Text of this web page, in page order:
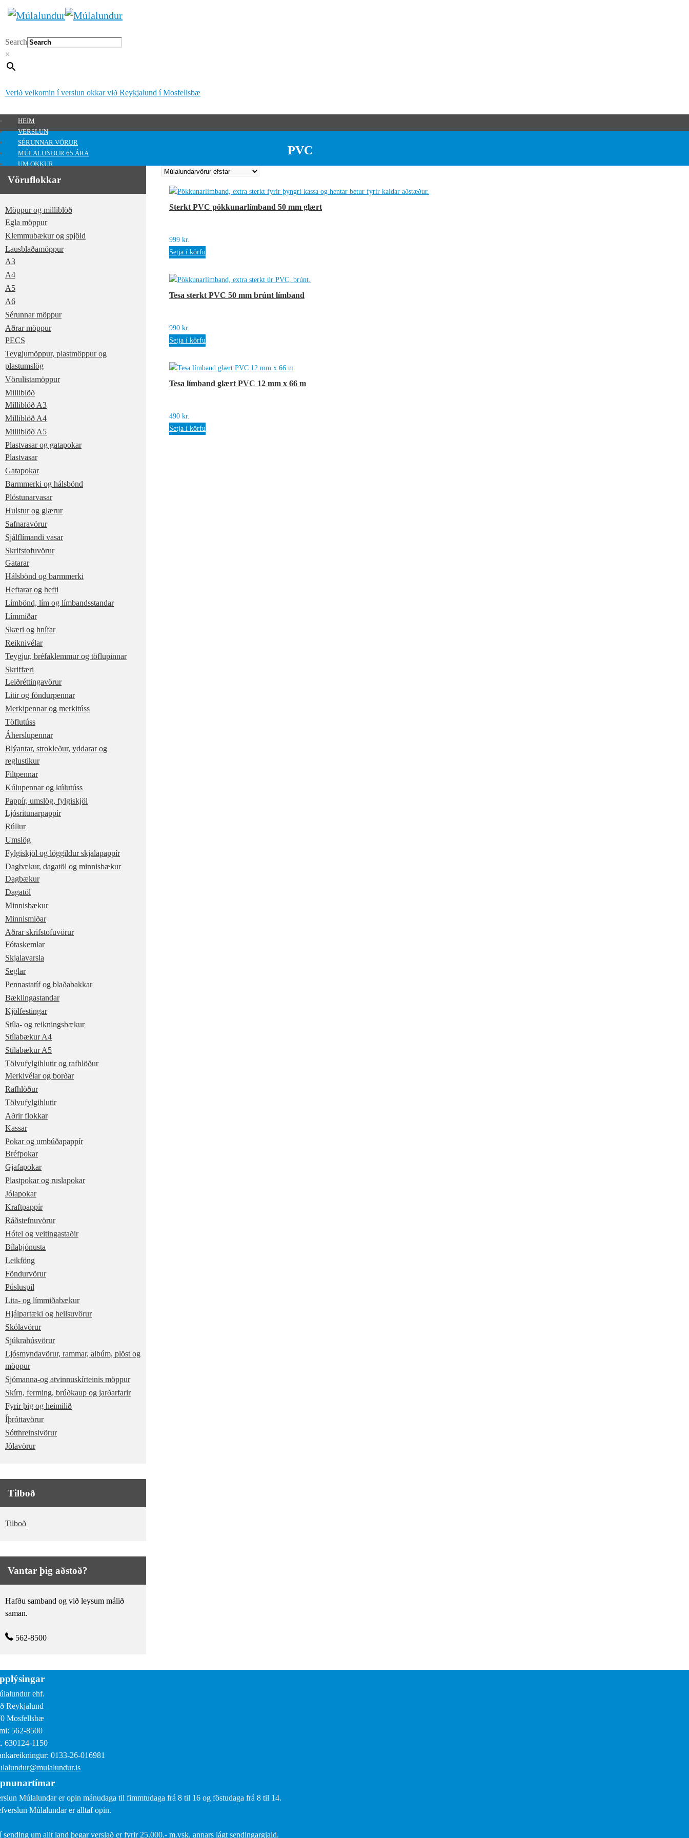
Search
×
Verið velkomin í verslun okkar við Reykjalund í Mosfellsbæ
HEIM
VERSLUN
SÉRUNNAR VÖRUR
MÚLALUNDUR 65 ÁRA
UM OKKUR
HAFA SAMBAND
MITT SVÆÐI
0kr.
PVC
Sterkt PVC pökkunarlímband 50 mm glært
999 kr.
Setja í körfu
Tesa sterkt PVC 50 mm brúnt límband
990 kr.
Setja í körfu
Tesa límband glært PVC 12 mm x 66 m
490 kr.
Setja í körfu
Vöruflokkar
Möppur og milliblöð
Egla möppur
Klemmubækur og spjöld
Lausblaðamöppur
A3
A4
A5
A6
Sérunnar möppur
Aðrar möppur
PECS
Teygjumöppur, plastmöppur og
plastumslög
Vörulistamöppur
Milliblöð
Milliblöð A3
Milliblöð A4
Milliblöð A5
Plastvasar og gatapokar
Plastvasar
Gatapokar
Barmmerki og hálsbönd
Plöstunarvasar
Hulstur og glærur
Safnaravörur
Sjálflímandi vasar
Skrifstofuvörur
Gatarar
Hálsbönd og barmmerki
Heftarar og hefti
Límbönd, lím og límbandsstandar
Límmiðar
Skæri og hnífar
Reiknivélar
Teygjur, bréfaklemmur og töflupinnar
Skriffæri
Leiðréttingavörur
Litir og föndurpennar
Merkipennar og merkitúss
Töflutúss
Áherslupennar
Blýantar, strokleður, yddarar og
reglustikur
Filtpennar
Kúlupennar og kúlutúss
Pappír, umslög, fylgiskjöl
Ljósritunarpappír
Rúllur
Umslög
Fylgiskjöl og löggildur skjalapappír
Dagbækur, dagatöl og minnisbækur
Dagbækur
Dagatöl
Minnisbækur
Minnismiðar
Aðrar skrifstofuvörur
Fótaskemlar
Skjalavarsla
Seglar
Pennastatíf og blaðabakkar
Bæklingastandar
Kjölfestingar
Stíla- og reikningsbækur
Stílabækur A4
Stílabækur A5
Tölvufylgihlutir og rafhlöður
Merkivélar og borðar
Rafhlöður
Tölvufylgihlutir
Aðrir flokkar
Kassar
Pokar og umbúðapappír
Bréfpokar
Gjafapokar
Plastpokar og ruslapokar
Jólapokar
Kraftpappír
Ráðstefnuvörur
Hótel og veitingastaðir
Bílaþjónusta
Leikföng
Föndurvörur
Púsluspil
Lita- og límmiðabækur
Hjálpartæki og heilsuvörur
Skólavörur
Sjúkrahúsvörur
Ljósmyndavörur, rammar, albúm, plöst og
möppur
Sjómanna-og atvinnuskírteinis möppur
Skírn, ferming, brúðkaup og jarðarfarir
Fyrir þig og heimilið
Íþróttavörur
Sótthreinsivörur
Jólavörur
Tilboð
Tilboð
Vantar þig aðstoð?
Hafðu samband og við leysum málið
saman.
562-8500
ehf.
Reykjalund
Mosfellsbæ
562-8500
630124-1150
0133-26-016981
Múlalundar er opin mánudaga til fimmtudaga frá 8 til 16 og föstudaga frá 8 til 14.
Múlalundar er alltaf opin.
sending um allt land þegar verslað er fyrir 25.000.- m.vsk, annars lágt sendingargjald.